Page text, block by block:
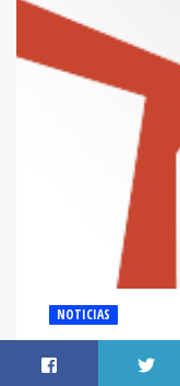
NOTICIAS
"MI ROSA"
PRISIÓN